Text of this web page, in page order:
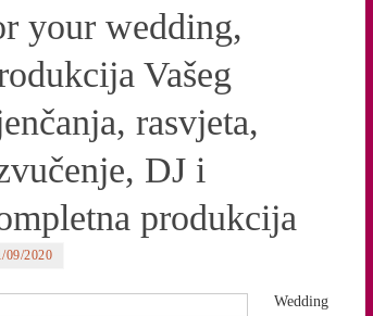
your wedding,
Vašeg
rasvjeta,
DJ i
produkcija
09/2020
Wedding